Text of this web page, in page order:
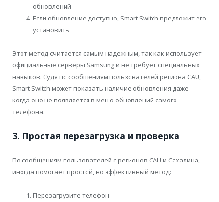
обновлений
Если обновление доступно, Smart Switch предложит его
установить
Этот метод считается самым надежным, так как использует
официальные серверы Samsung и не требует специальных
навыков. Судя по сообщениям пользователей региона CAU,
Smart Switch может показать наличие обновления даже
когда оно не появляется в меню обновлений самого
телефона.
3. Простая перезагрузка и проверка
По сообщениям пользователей с регионов CAU и Сахалина,
иногда помогает простой, но эффективный метод:
Перезагрузите телефон